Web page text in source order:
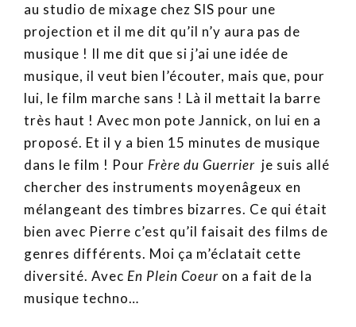
au studio de mixage chez SIS pour une
projection et il me dit qu’il n’y aura pas de
musique ! Il me dit que si j’ai une idée de
musique, il veut bien l’écouter, mais que, pour
lui, le film marche sans ! Là il mettait la barre
très haut ! Avec mon pote Jannick, on lui en a
proposé. Et il y a bien 15 minutes de musique
dans le film ! Pour Frère du Guerrier je suis allé
chercher des instruments moyenâgeux en
mélangeant des timbres bizarres. Ce qui était
bien avec Pierre c’est qu’il faisait des films de
genres différents. Moi ça m’éclatait cette
diversité. Avec En Plein Coeur on a fait de la
musique techno…